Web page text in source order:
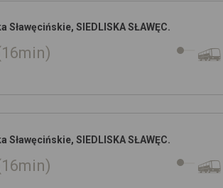
Sławęcińskie, SIEDLISKA SŁAWĘC.
16min
Sławęcińskie, SIEDLISKA SŁAWĘC.
16min